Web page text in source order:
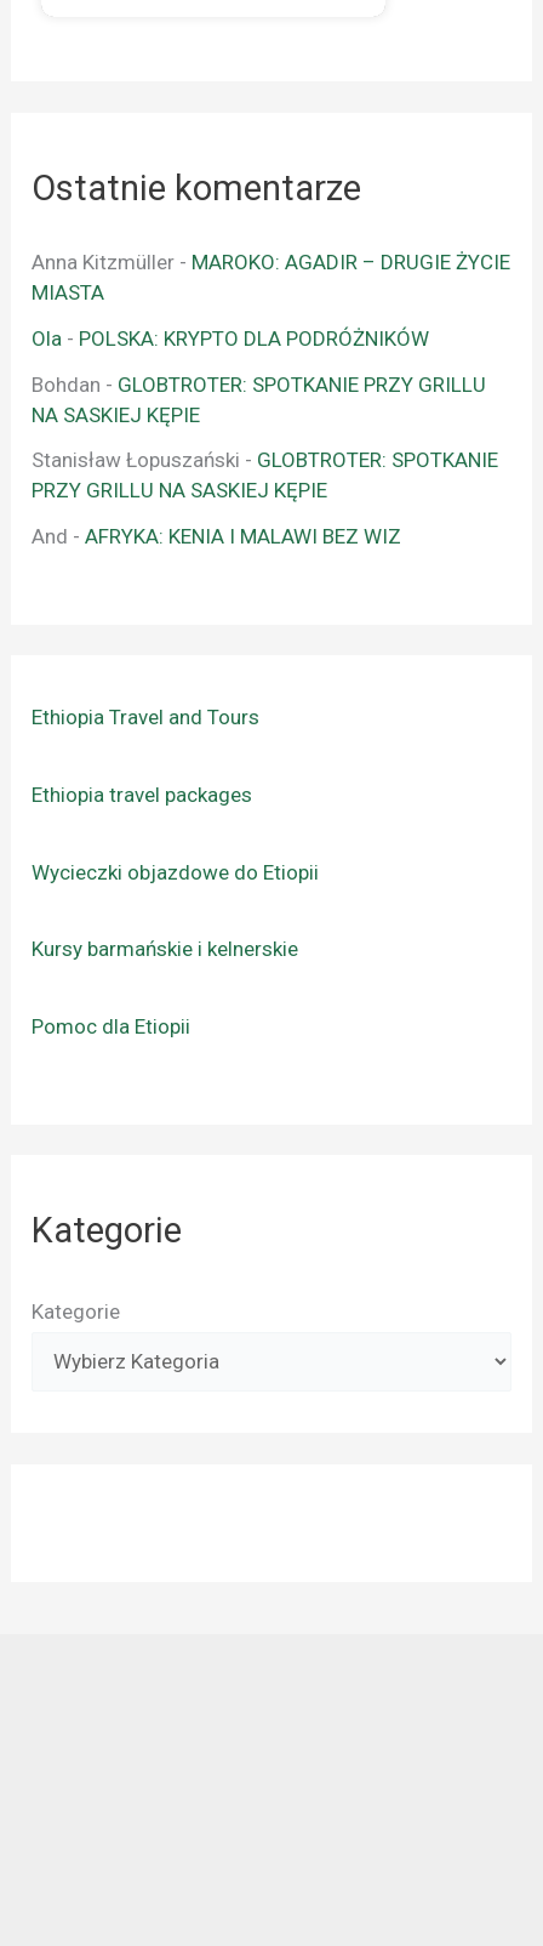
Ostatnie komentarze
Anna Kitzmüller - MAROKO: AGADIR – DRUGIE ŻYCIE
MIASTA
Ola - POLSKA: KRYPTO DLA PODRÓŻNIKÓW
Bohdan - GLOBTROTER: SPOTKANIE PRZY GRILLU
NA SASKIEJ KĘPIE
Stanisław Łopuszański - GLOBTROTER: SPOTKANIE
PRZY GRILLU NA SASKIEJ KĘPIE
And -AFRYKA: KENIA I MALAWI BEZ WIZ
Ethiopia Travel and Tours
Ethiopia travel packages
Wycieczki objazdowe do Etiopii
Kursy barmańskie i kelnerskie
Pomoc dla Etiopii
Kategorie
Kategorie